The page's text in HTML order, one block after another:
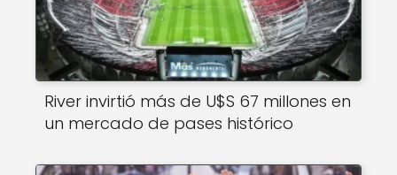
River invirtió más de U$S 67 millones en
un mercado de pases histórico